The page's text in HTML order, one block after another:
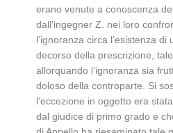
erano venute a conoscenza
dall’ingegner Z. nei loro
l’ignoranza circa l’esistenza
decorso della prescrizione,
allorquando l’ignoranza sia
doloso della controparte. Si
l’eccezione in oggetto era
dal giudice di primo grado e